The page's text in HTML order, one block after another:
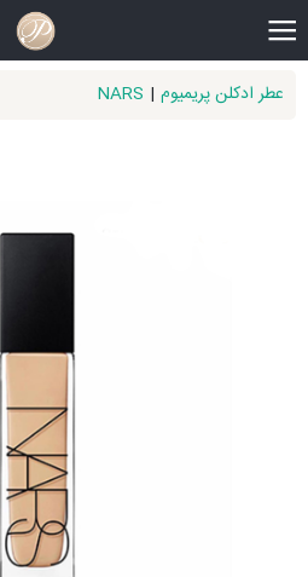
|||
عطر ادکلن پریمیوم |
NARS